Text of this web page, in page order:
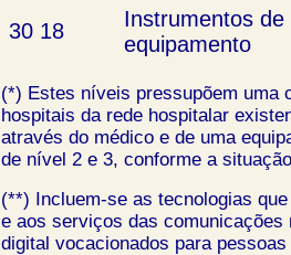
30 18
Instrumentos
equipamento
(*) Estes níveis pressupõem uma
hospitais da rede hospitalar
através do médico e de uma
de nível 2 e 3, conforme a
(**) Incluem-se as tecnologias
e aos serviços das
digital vocacionados para